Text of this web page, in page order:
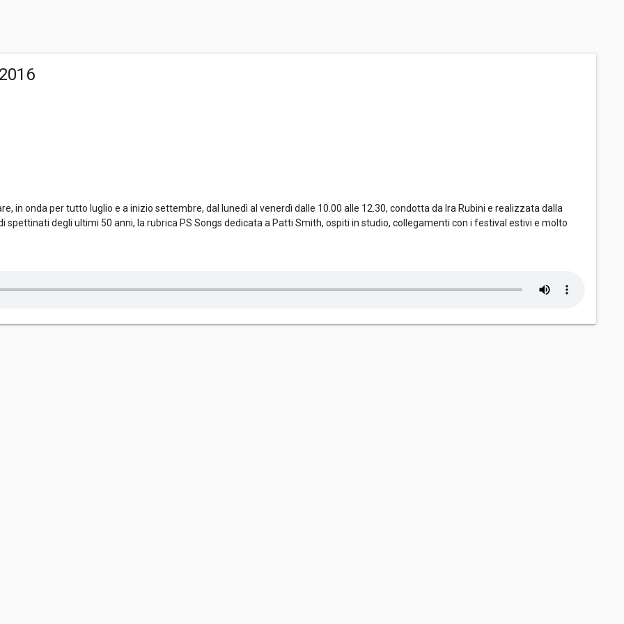
in onda per tutto luglio e a inizio settembre, dal lunedì al venerdì dalle 10.00 alle 12.30, condotta da Ira Rubini e realizzata dalla
degli ultimi 50 anni, la rubrica PS Songs dedicata a Patti Smith, ospiti in studio, collegamenti con i festival estivi e molto